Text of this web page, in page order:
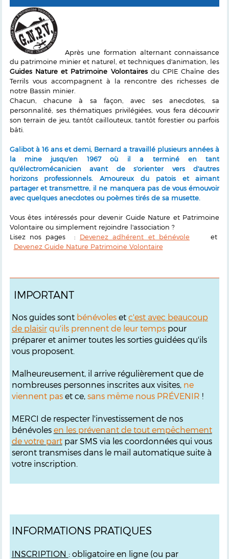
Après une formation alternant connaissance
du patrimoine minier et naturel, et techniques d'animation, les
Guides Nature et Patrimoine Volontairesdu CPIE Chaîne des
Terrils vous accompagnent à la rencontre des richesses de
notre Bassin minier.
Chacun, chacune à sa façon, avec ses anecdotes, sa
personnalité, ses thématiques privilégiées, vous fera découvrir
son terrain de jeu, tantôt caillouteux, tantôt forestier ou parfois
bâti.
Galibot à 16 ans et demi, Bernard a travaillé plusieurs années à
la mine jusqu'en 1967 où il a terminé en tant
qu'électromécanicien avant de s'orienter vers d'autres
horizons professionnels. Amoureux du patois et aimant
partager et transmettre, il ne manquera pas de vous émouvoir
avec quelques anecdotes ou poèmes tirés de sa musette.
Vous êtes intéressés pour devenir Guide Nature et Patrimoine
Volontaire ou simplement rejoindre l'association ?
Lisez nos pages : Devenez adhérent et bénévole et
Devenez Guide Nature Patrimoine Volontaire
IMPORTANT
Nos guides sont bénévoleset c'est avec beaucoup
de plaisirqu'ils prennent de leur tempspour
préparer et animer toutes les sorties guidées qu'ils
vous proposent.
Malheureusement, il arrive régulièrement que de
nombreuses personnes inscrites aux visites, ne
viennent paset ce, sans même nous PRÉVENIR !
MERCI de respecter l'investissement de nos
bénévoles en les prévenant de tout empêchement
de votre partpar SMS via les coordonnées qui vous
seront transmises dans le mail automatique suite à
votre inscription.
INFORMATIONS PRATIQUES
INSCRIPTION : obligatoire en ligne (ou par